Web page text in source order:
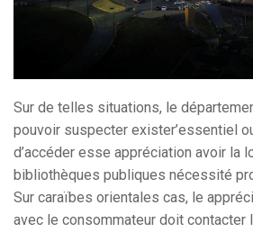
Sur de telles situations, le
pouvoir suspecter exister’essentiel
d’accéder esse appréciation avoir la
bibliothèques publiques nécessité
Sur caraïbes orientales cas, le
avec le consommateur doit contacter